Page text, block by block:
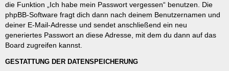
die Funktion „Ich habe mein Passwort vergessen“ benutzen. Die
phpBB-Software fragt dich dann nach deinem Benutzernamen und
deiner E-Mail-Adresse und sendet anschließend ein neu
generiertes Passwort an diese Adresse, mit dem du dann auf das
Board zugreifen kannst.
GESTATTUNG DER DATENSPEICHERUNG